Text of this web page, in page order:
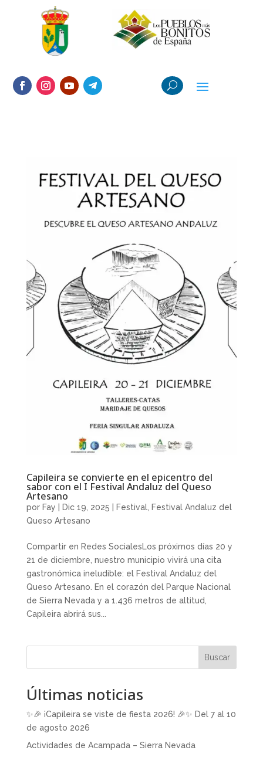
Capileira se convierte en el epicentro del
sabor con el I Festival Andaluz del Queso
Artesano
por Fay Dic 19, 2025 Festival, Festival Andaluz del
Queso Artesano
Compartir en Redes SocialesLos próximos días 20 y
21 de diciembre, nuestro municipio vivirá una cita
gastronómica ineludible: el Festival Andaluz del
Queso Artesano. En el corazón del Parque Nacional
de Sierra Nevada y a 1.436 metros de altitud,
Capileira abrirá sus...
Buscar
Últimas noticias
✨🎉 ¡Capileira se viste de fiesta 2026! 🎉✨ Del 7 al 10
de agosto 2026
Actividades de Acampada – Sierra Nevada